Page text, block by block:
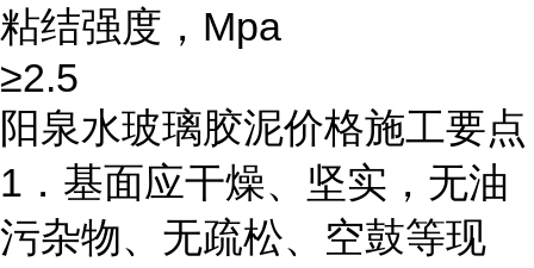
粘结强度，Mpa
≥2.5
阳泉水玻璃胶泥价格施工要点
1．基面应干燥、坚实，无油
污杂物、无疏松、空鼓等现